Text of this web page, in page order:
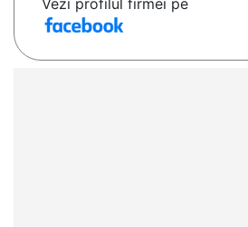
Vezi profilul firmei pe